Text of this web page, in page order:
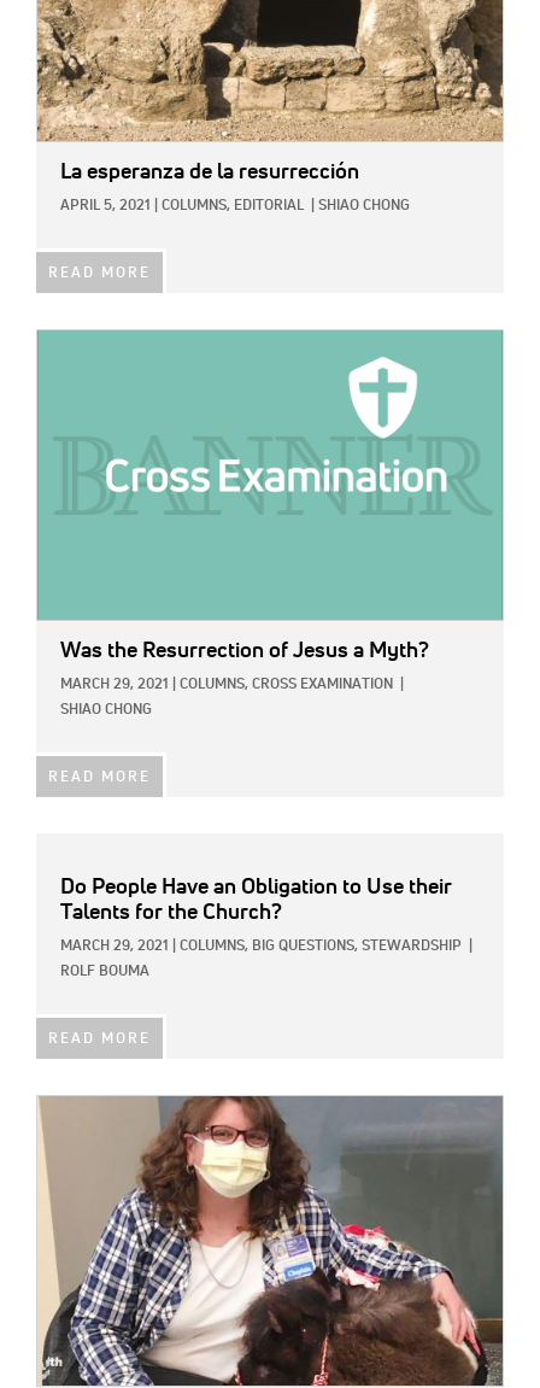
La esperanza de la resurrección
APRIL 5, 2021 COLUMNS, EDITORIAL SHIAO CHONG
READ MORE
Was the Resurrection of Jesus a Myth?
MARCH 29, 2021 COLUMNS, CROSS EXAMINATION
SHIAO CHONG
READ MORE
Do People Have an Obligation to Use their
Talents for the Church?
MARCH 29, 2021 COLUMNS, BIG QUESTIONS, STEWARDSHIP
ROLF BOUMA
READ MORE
IMAGE: